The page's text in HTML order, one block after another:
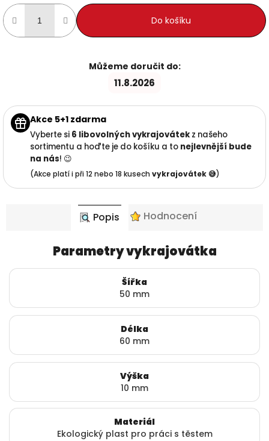
Do košíku
Můžeme doručit do:
11.8.2026
Akce 5+1 zdarma
Vyberte si 6 libovolných vykrajovátek z našeho
sortimentu a hoďte je do košíku a to nejlevnější bude
na nás! 😉
(Akce platí i při 12 nebo 18 kusech vykrajovátek 😅)
Popis Hodnocení
Parametry vykrajovátka
Šířka
50 mm
Délka
60 mm
Výška
10 mm
Materiál
Ekologický plast pro práci s těstem